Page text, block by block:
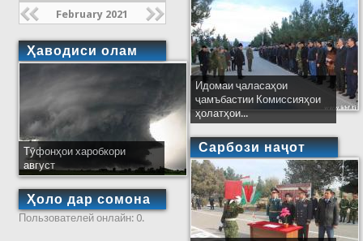
February 2021
Ҳаводиси олам
Тӯфонҳои харобкори
август
Ҳоло дар сомона
Пользователей онлайн: 0.
Идомаи ҷаласаҳои
ҷамъбастии Комиссияҳои
ҳолатҳои...
Сарбози наҷот